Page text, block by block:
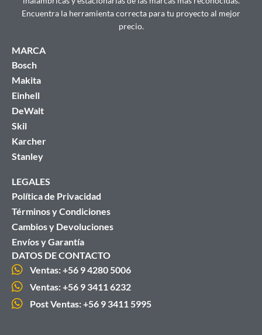
Encuentra la herramienta correcta para tu proyecto al mejor
precio.
MARCA
Bosch
Makita
Einhell
DeWalt
Skil
Karcher
Stanley
LEGALES
Política de Privacidad
Términos y Condiciones
Cambios y Devoluciones
Envíos y Garantía
DATOS DE CONTACTO
Ventas: +56 9 4280 5006
Ventas: +56 9 3411 6232
Post Ventas: +56 9 3411 5995